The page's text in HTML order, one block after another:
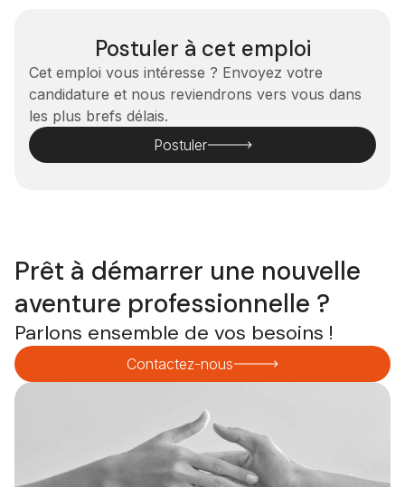
Postuler à cet emploi
Cet emploi vous intéresse ? Envoyez votre
candidature et nous reviendrons vers vous dans
les plus brefs délais.
Postuler
Prêt à démarrer une nouvelle
aventure professionnelle ?
Parlons ensemble de vos besoins !
Contactez-nous